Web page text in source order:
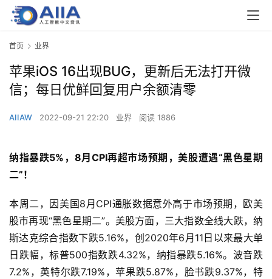
首页 业界
苹果iOS 16出现BUG，更新后无法打开微
信；每日优鲜回复用户余额清零
AIIAW 2022-09-21 22:20 业界 阅读 1886
纳指暴跌5%，8月CPI再超市场预期，美股遭遇“黑色星期
二”！
本周二，因美国8月CPI通胀数据意外高于市场预期，欧美
股市再现“黑色星期二”。美股方面，三大指数全线大跌，纳
斯达克综合指数下跌5.16%，创2020年6月11日以来最大单
日跌幅，标普500指数跌4.32%，纳指暴跌5.16%。波音跌
7.2%，英特尔跌7.19%，苹果跌5.87%，脸书跌9.37%，特